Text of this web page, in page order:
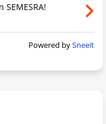
Powered bySneeit